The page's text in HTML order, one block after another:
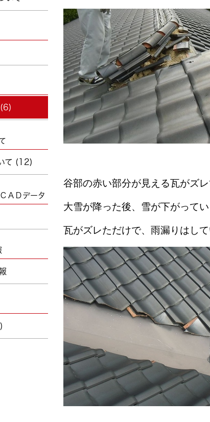
谷部の赤い部分が見える瓦がズレ
大雪が降った後、雪が下がって
瓦がズレただけで、雨漏りはして
て (12)
ＡＤデータ